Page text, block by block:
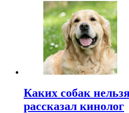
Каких собак
рассказал кинолог